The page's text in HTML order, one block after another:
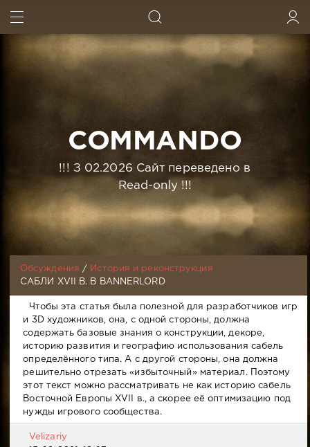
COMMANDO
!!! З 02.2026 Сайт переведено в
Read-only !!!
Обсуждения /
История и реконструкция
CАБЛИ XVII В. В BANNERLORD
Чтобы эта статья была полезной для разработчиков игр
и 3D художников, она, с одной стороны, должна
содержать базовые знания о конструкции, декоре,
историю развития и географию использования сабель
определённого типа. А с другой стороны, она должна
решительно отрезать «избыточный» материал. Поэтому
этот текст можно рассматривать не как историю сабель
Восточной Европы XVII в., а скорее её оптимизацию под
нужды игрового сообщества.
Velizariy